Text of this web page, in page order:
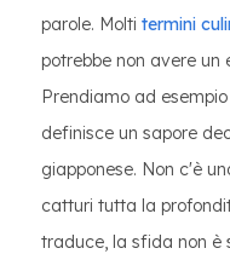
parole. Molti termini
potrebbe non avere un
Prendiamo ad
definisce un sapore
giapponese. Non c'è
catturi tutta la
traduce, la sfida non è